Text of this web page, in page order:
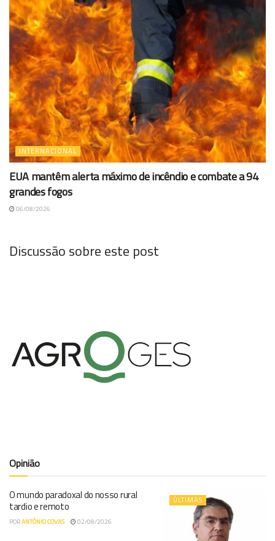
INTERNACIONAL
EUA mantêm alerta máximo de incêndio e combate a 94
grandes fogos
06/08/2026
Discussão sobre este post
Opinião
ÚLTIMAS
O mundo paradoxal do nosso rural
tardio e remoto
PORANTÓNIO COVAS 02/08/2026